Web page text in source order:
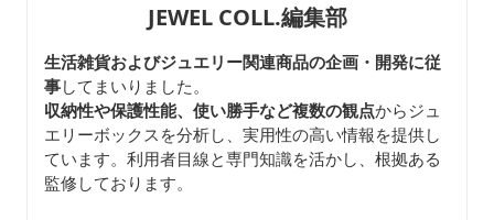
JEWEL COLL.編集部
生活雑貨およびジュエリー関連商品の企画・開発に従
事してまいりました。
収納性や保護性能、使い勝手など複数の観点からジュ
エリーボックスを分析し、実用性の高い情報を提供し
ています。利用者目線と専門知識を活かし、根拠ある
監修しております。